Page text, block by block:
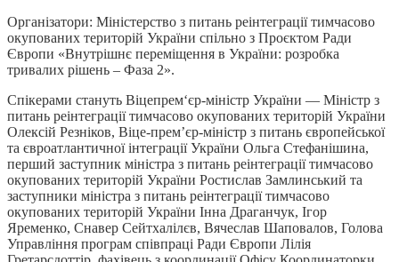
Організатори: Міністерство з питань реінтеграції тимчасово
окупованих територій України спільно з Проєктом Ради
Європи «Внутрішнє переміщення в України: розробка
тривалих рішень – Фаза 2».
Спікерами стануть Віцепрем‘єр-міністр України — Міністр з
питань реінтеграції тимчасово окупованих територій України
Олексій Резніков, Віце-прем’єр-міністр з питань європейської
та євроатлантичної інтеграції України Ольга Стефанішина,
перший заступник міністра з питань реінтеграції тимчасово
окупованих територій України Ростислав Замлинський та
заступники міністра з питань реінтеграції тимчасово
окупованих територій України Інна Драганчук, Ігор
Яременко, Снавер Сейтхалілєв, Вячеслав Шаповалов, Голова
Управління програм співпраці Ради Європи Лілія